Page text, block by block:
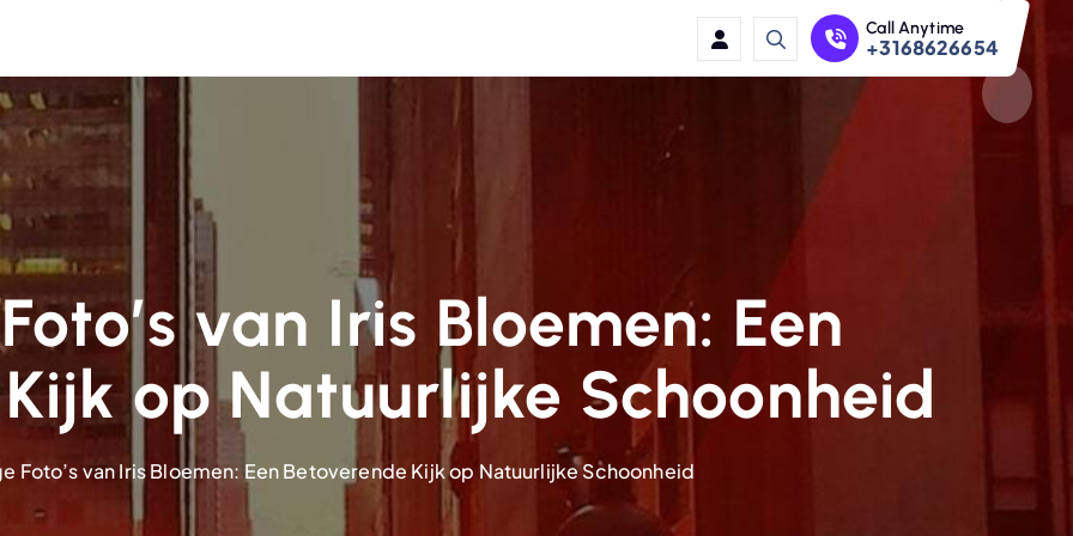
Call Anytime
+3168626654
van Iris Bloemen: Een
op Natuurlijke Schoonheid
Foto’s van Iris Bloemen: Een Betoverende Kijk op Natuurlijke Schoonheid